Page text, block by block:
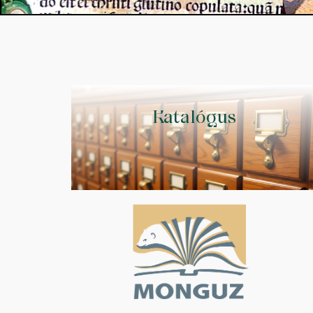
Katalógus